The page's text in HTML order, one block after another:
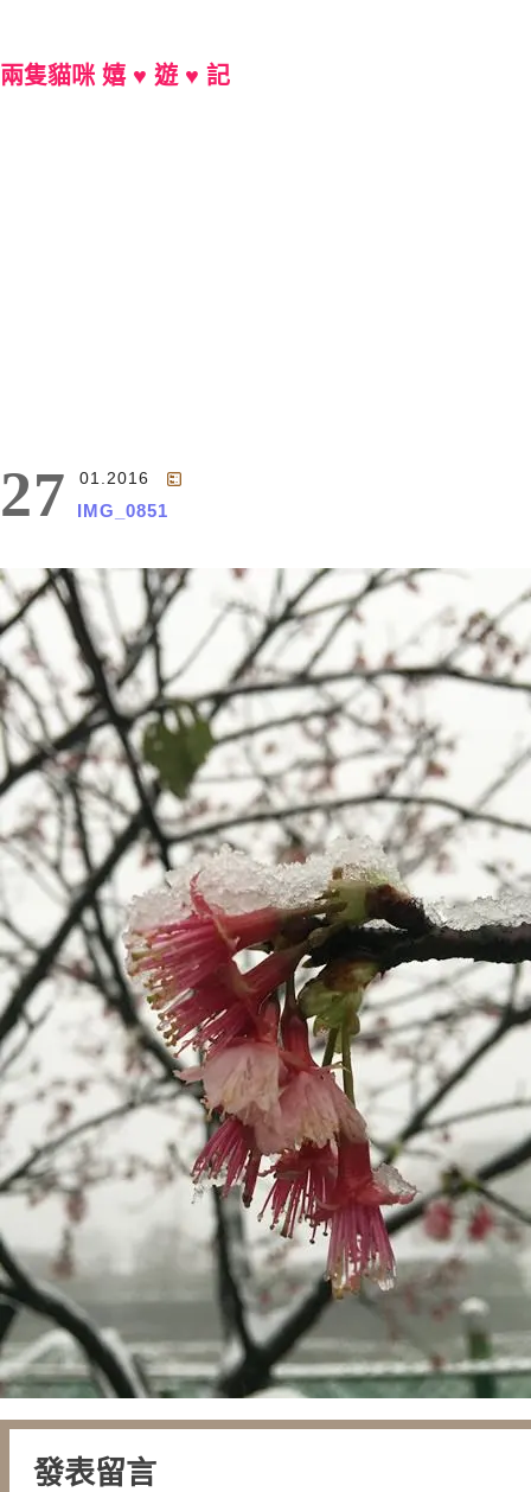
兩隻貓咪 嬉 ♥ 遊 ♥ 記
27 01.2016
IMG_0851
發表留言